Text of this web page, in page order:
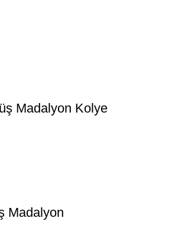
Madalyon Kolye
Madalyon